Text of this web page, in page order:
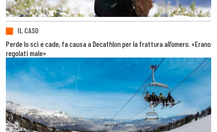
IL CASO
Perde lo sci e cade, fa causa a Decathlon per la frattura all’omero. «Erano
regolati male»